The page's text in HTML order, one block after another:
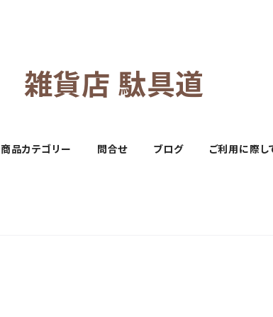
雑貨店 駄具道
商品カテゴリー 問合せ ブログ ご利用に際し